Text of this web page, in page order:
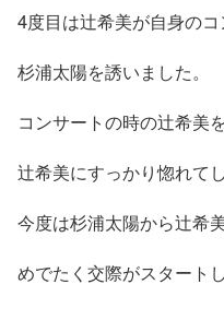
4度目は辻希美が自身の
杉浦太陽を誘いました。
コンサートの時の辻希美
辻希美にすっかり惚れて
今度は杉浦太陽から辻希
めでたく交際がスタート